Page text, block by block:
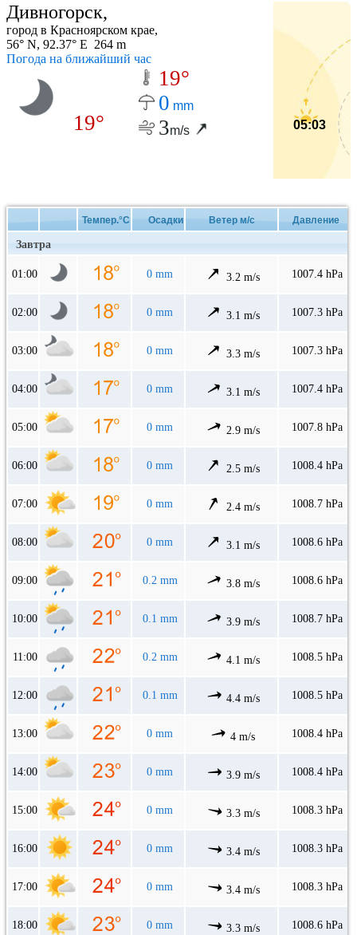
Дивногорск,
город в Красноярском крае,
56° N, 92.37° E 264 m
Погода на ближайший час
19°
19°
0 mm
3m/s 05:03
Темпер.°C Осадки Ветер м/с Давление
Завтра
01:00 0 mm 3.2 m/s 1007.4 hPa
02:00 0 mm 3.1 m/s 1007.3 hPa
03:00 0 mm 3.3 m/s 1007.3 hPa
04:00 0 mm 3.1 m/s 1007.4 hPa
05:00 0 mm 2.9 m/s 1007.8 hPa
06:00 0 mm 2.5 m/s 1008.4 hPa
07:00 0 mm 2.4 m/s 1008.7 hPa
08:00 0 mm 3.1 m/s 1008.6 hPa
09:00 0.2 mm 3.8 m/s 1008.6 hPa
10:00 0.1 mm 3.9 m/s 1008.7 hPa
11:00 0.2 mm 4.1 m/s 1008.5 hPa
12:00 0.1 mm 4.4 m/s 1008.5 hPa
13:00 0 mm 4 m/s 1008.4 hPa
14:00 0 mm 3.9 m/s 1008.4 hPa
15:00 0 mm 3.3 m/s 1008.3 hPa
16:00 0 mm 3.4 m/s 1008.3 hPa
17:00 0 mm 3.4 m/s 1008.3 hPa
18:00 0 mm 3.3 m/s 1008.6 hPa